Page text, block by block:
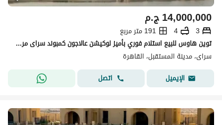
ج.م14,000,000
3
4
191 متر مربع
توين هاوس للبيع استلام فوري بأميز لوكيشن عالاجون كمبوند سراى مرحله ( Cavana)
سراى، مدينة المستقبل، القاهرة
الإيميل
اتصل